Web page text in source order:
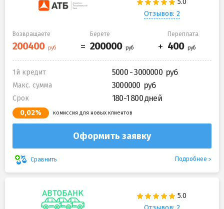
Отзывов: 2
Возвращаете Берете Переплата
1й кредит 5000 - 3000000
Макс. сумма 3000000
Срок 180-1 800 дней
0,02% комиссия для новых клиентов
Оформить заявку
Сравнить Подробнее